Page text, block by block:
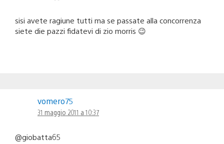
sisi avete ragiune tutti ma se passate alla concorrenza
siete die pazzi fidatevi di zio morris 😉
vomero75
31 maggio 2011 a 10:37
@giobatta65